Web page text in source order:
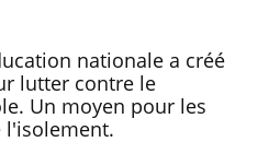
nationale a créé
lutter contre le
Un moyen pour les
l'isolement.